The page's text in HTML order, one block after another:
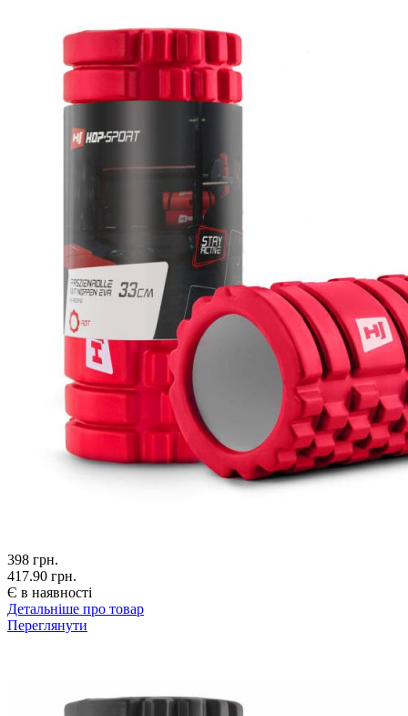
398 грн.
417.90 грн.
Є в наявності
Детальніше про товар
Переглянути